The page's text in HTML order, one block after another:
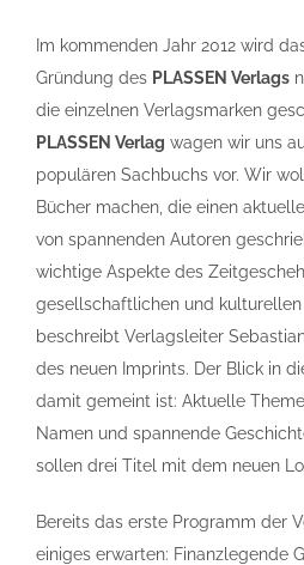
Im kommenden Jahr 2012 wird
Gründung des PLASSEN Verlags
die einzelnen Verlagsmarken
PLASSEN Verlag wagen wir uns
populären Sachbuchs vor. Wir
Bücher machen, die einen
von spannenden Autoren
wichtige Aspekte des
gesellschaftlichen und kulturellen
beschreibt Verlagsleiter
des neuen Imprints. Der Blick in
damit gemeint ist: Aktuelle
Namen und spannende
sollen drei Titel mit dem neuen
Bereits das erste Programm der
einiges erwarten: Finanzlegende